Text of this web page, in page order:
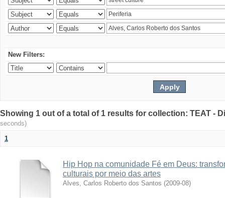
New Filters:
Showing 1 out of a total of 1 results for collection: TEAT -
seconds)
1
Hip Hop na comunidade Fé em Deus:
culturais por meio das artes
Alves, Carlos Roberto dos Santos (2009-08)